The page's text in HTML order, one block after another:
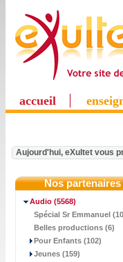
accueil
Aujourd'hui, eXultet vous
Nos partenaires
Audio (5568)
Spécial Sr Emmanuel
Belles productions (6)
Pour Enfants (102)
Jeunes (159)